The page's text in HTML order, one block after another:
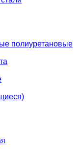
полиуретановые